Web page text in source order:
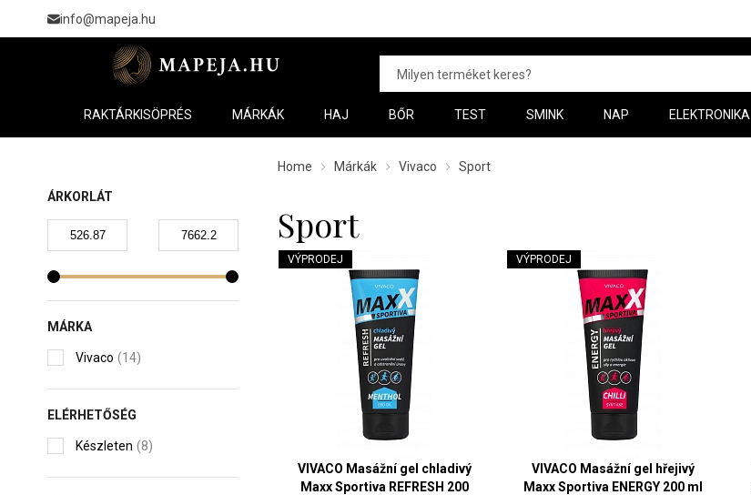
info@mapeja.hu
RAKTÁRKISÖPRÉS MÁRKÁK HAJ BŐR TEST SMINK NAP ELEKTRONIKA
ÁRKORLÁT
MÁRKA
Vivaco (14)
ELÉRHETŐSÉG
Készleten (8)
Home Márkák Vivaco Sport
Sport
VÝPRODEJ
VIVACO Masážní gel chladivý
Maxx Sportiva REFRESH 200
VÝPRODEJ
VIVACO Masážní gel hřejivý
Maxx Sportiva ENERGY 200 ml